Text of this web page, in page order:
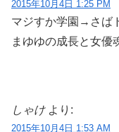
2015年10月4日 1:25 PM
マジすか学園→さば
まゆゆの成長と女優
しゃけ より:
2015年10月4日 1:53 AM